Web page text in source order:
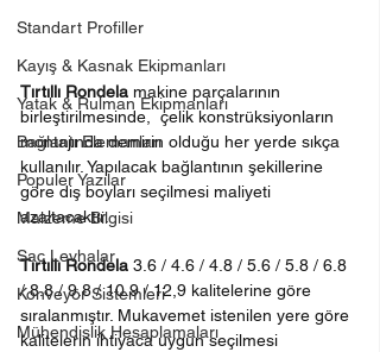
Standart Profiller
Kayış & Kasnak Ekipmanları
Yatak & Rulman Ekipmanları
Bağlantı Elemanları
Populer Yazılar
Malzeme Bilgisi
Sac Levhalar
Konveyör Sistemleri
Mühendislik Hesaplamaları
Tırtıllı Rondela makine parçalarının
birleştirilmesinde,  çelik konstrüksiyonların
montajında demirin olduğu her yerde sıkça
kullanılır. Yapılacak bağlantının şekillerine
göre diş boyları seçilmesi maliyeti
azaltacaktır.
Tırtıllı Rondela 3.6 / 4.6 / 4.8 / 5.6 / 5.8 / 6.8
/ 8.8 / 9.8 / 10.9 / 12,9 kalitelerine göre
sıralanmıştır. Mukavemet istenilen yere göre
kalitelerin ihtiyaca uygun seçilmesi